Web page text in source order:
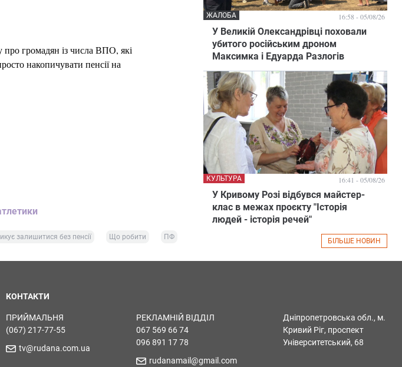
громадян із числа ВПО, які
накопичувати пенсії на
залишитися без пенсії Що робити ПФ
У Великій Олександрівці поховали
убитого російським дроном
Максимка і Едуарда Разлогів
ЖАЛОБА 16:58 - 05/08/26
У Кривому Розі відбувся майстер-
клас в межах проєкту "Історія
людей - історія речей"
КУЛЬТУРА 16:41 - 05/08/26
БІЛЬШЕ НОВИН
КОНТАКТИ
ПРИЙМАЛЬНЯ
(067) 217-77-55
tv@rudana.com.ua
РЕКЛАМНІЙ ВІДДІЛ
067 569 66 74
096 891 17 78
rudanamail@gmail.com
Дніпропетровська обл., м.
Кривий Ріг, проспект
Університетський, 68